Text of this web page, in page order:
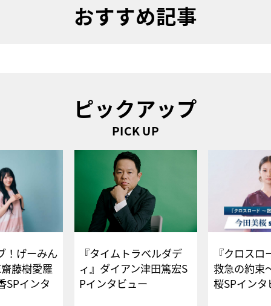
おすすめ記事
ピックアップ
PICK UP
！げーみん
藤樹愛羅
SPインタ
『タイムトラベルダデ
ィ』ダイアン津田篤宏S
Pインタビュー
『クロス
救急の約束
桜SPイ